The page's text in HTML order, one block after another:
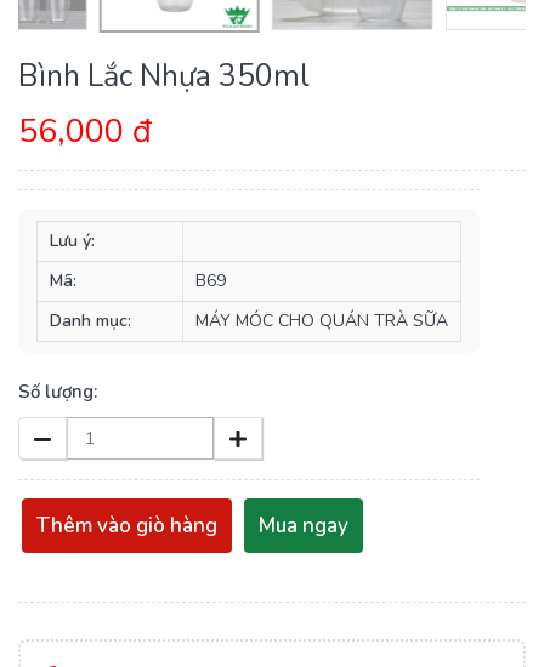
Bình Lắc Nhựa 350ml
56,000 đ
Lưu ý:
Mã:
B69
Danh mục:
MÁY MÓC CHO QUÁN TRÀ SỮA
Số lượng:
Thêm vào giò hàng Mua ngay